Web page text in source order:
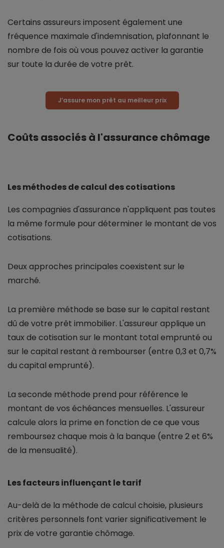
Certains assureurs imposent également une
fréquence maximale d'indemnisation, plafonnant le
nombre de fois où vous pouvez activer la garantie
sur toute la durée de votre prêt.
J’assure mon prêt au meilleur prix
Coûts associés à l'assurance chômage
Les méthodes de calcul des cotisations
Les compagnies d'assurance n'appliquent pas toutes
la même formule pour déterminer le montant de vos
cotisations.
Deux approches principales coexistent sur le
marché.
La première méthode se base sur le capital restant
dû de votre prêt immobilier. L'assureur applique un
taux de cotisation sur le montant total emprunté ou
sur le capital restant à rembourser (entre 0,3 et 0,7%
du capital emprunté).
La seconde méthode prend pour référence le
montant de vos échéances mensuelles. L'assureur
calcule alors la prime en fonction de ce que vous
remboursez chaque mois à la banque (entre 2 et 6%
de la mensualité).
Les facteurs influençant le tarif
Au-delà de la méthode de calcul choisie, plusieurs
critères personnels font varier significativement le
prix de votre garantie chômage.